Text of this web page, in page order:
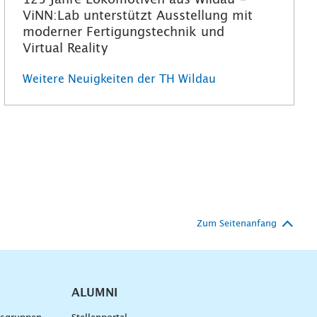
ViNN:Lab unterstützt Ausstellung mit
moderner Fertigungstechnik und
Virtual Reality
Weitere Neuigkeiten der TH Wildau
Zum Seitenanfang
ALUMNI